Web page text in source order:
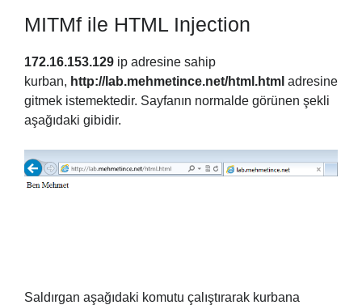
MITMf ile HTML Injection
172.16.153.129 ip adresine sahip
kurban, http://lab.mehmetince.net/html.html adresine
gitmek istemektedir. Sayfanın normalde görünen şekli
aşağıdaki gibidir.
Saldırgan aşağıdaki komutu çalıştırarak kurbana